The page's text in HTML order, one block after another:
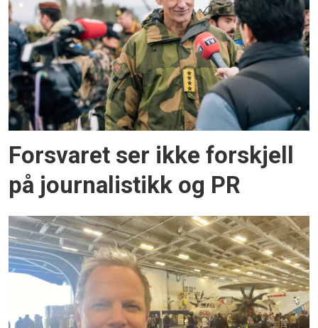
Forsvaret ser ikke forskjell
på journalistikk og PR